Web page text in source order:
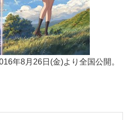
年8月26日(金)より全国公開。